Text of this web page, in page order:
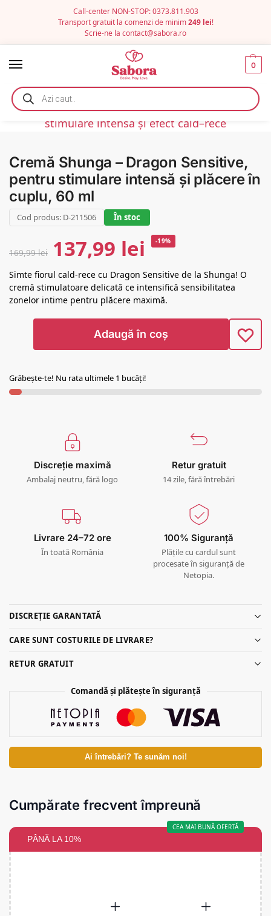
Call-center NON-STOP: 0373.811.903
Transport gratuit la comenzi de minim249 lei!
Scrie-ne la contact@sabora.ro
0
Cremă Shunga – Dragon Sensitive,
pentru stimulare intensă și plăcere în
cuplu, 60 ml
Cod produs: D-211506 În stoc
169,99lei 137,99 lei -19%
Simte fiorul cald-rece cu Dragon Sensitive de la Shunga! O
cremă stimulatoare delicată ce intensifică sensibilitatea
zonelor intime pentru plăcere maximă.
Adaugă în coș
Grăbește-te! Nu rata ultimele 1 bucăți!
Discreție maximă
Ambalaj neutru, fără logo
Retur gratuit
14 zile, fără întrebări
Livrare 24–72 ore
În toată România
100% Siguranță
Plățile cu cardul sunt
procesate în siguranță de
Netopia.
DISCREȚIE GARANTATĂ
CARE SUNT COSTURILE DE LIVRARE?
RETUR GRATUIT
Comandă și plătește în siguranță
Ai întrebări? Te sunăm noi!
Cumpărate frecvent împreună
CEA MAI BUNĂ OFERTĂ
PÂNĂ LA 10%